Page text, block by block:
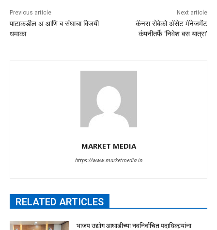
Previous article
पाटाकडील अ आणि ब संघाचा विजयी
धमाका
Next article
कॅनरा रोबेको ॲसेट मॅनेजमेंट
कंपनीतर्फे ‘निवेश बस यात्रा’
MARKET MEDIA
https://www.marketmedia.in
RELATED ARTICLES
भाजप उद्योग आघाडीच्या नवनिर्वाचित पदाधिकार्‍यांना